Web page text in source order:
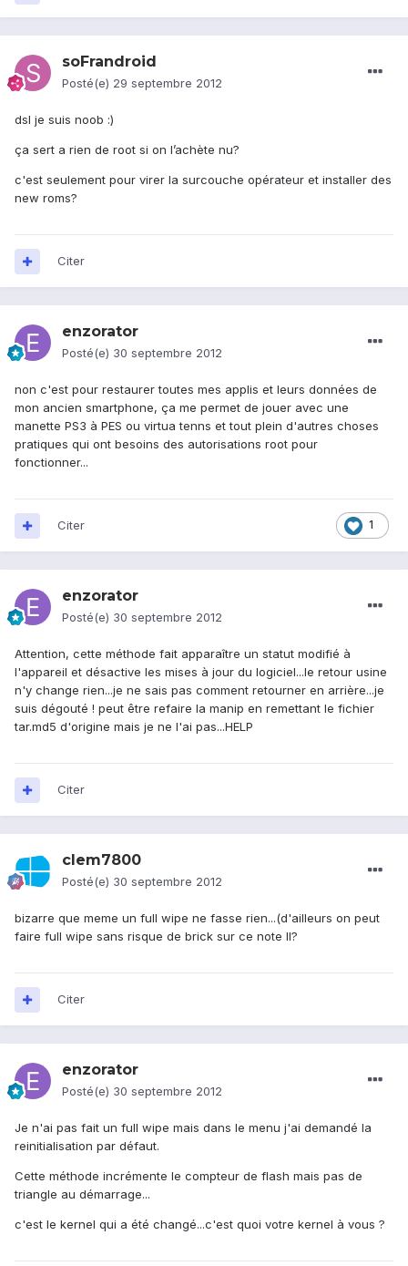
soFrandroid
Posté(e) 29 septembre 2012
dsl je suis noob :)
ça sert a rien de root si on l’achète nu?
c'est seulement pour virer la surcouche opérateur et installer des
new roms?
Citer
enzorator
Posté(e) 30 septembre 2012
non c'est pour restaurer toutes mes applis et leurs données de
mon ancien smartphone, ça me permet de jouer avec une
manette PS3 à PES ou virtua tenns et tout plein d'autres choses
pratiques qui ont besoins des autorisations root pour
fonctionner...
1
Citer
enzorator
Posté(e) 30 septembre 2012
Attention, cette méthode fait apparaître un statut modifié à
l'appareil et désactive les mises à jour du logiciel...le retour usine
n'y change rien...je ne sais pas comment retourner en arrière...je
suis dégouté ! peut être refaire la manip en remettant le fichier
tar.md5 d'origine mais je ne l'ai pas...HELP
Citer
clem7800
Posté(e) 30 septembre 2012
bizarre que meme un full wipe ne fasse rien...(d'ailleurs on peut
faire full wipe sans risque de brick sur ce note II?
Citer
enzorator
Posté(e) 30 septembre 2012
Je n'ai pas fait un full wipe mais dans le menu j'ai demandé la
reinitialisation par défaut.
Cette méthode incrémente le compteur de flash mais pas de
triangle au démarrage...
c'est le kernel qui a été changé...c'est quoi votre kernel à vous ?